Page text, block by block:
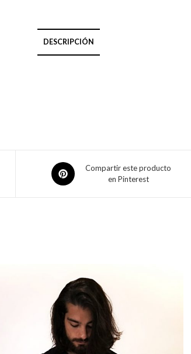
DESCRIPCIÓN
Compartir este producto
en Pinterest